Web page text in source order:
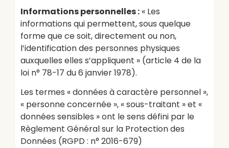
Informations personnelles : « Les
informations qui permettent, sous quelque
forme que ce soit, directement ou non,
l’identification des personnes physiques
auxquelles elles s’appliquent » (article 4 de la
loi n° 78-17 du 6 janvier 1978).
Les termes « données à caractère personnel »,
« personne concernée », « sous-traitant » et «
données sensibles » ont le sens défini par le
Règlement Général sur la Protection des
Données (RGPD : n° 2016-679)